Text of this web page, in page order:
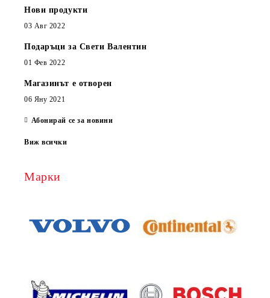
Нови продукти
03 Авг 2022
Подаръци за Свети Валентин
01 Фев 2022
Магазинът е отворен
06 Яну 2021
Абонирай се за новини
Виж всички
Марки